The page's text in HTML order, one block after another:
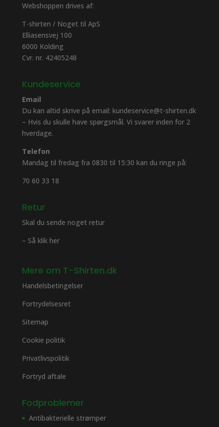
Webshoppen drives af:
T-shirten / Noget til ApS
Elliasensvej 100
6000 Kolding
Cvr. nr. 42405248
Kundeservice
Email
Du kan altid skrive på email: kundeservice@t-shirten.dk
– Hvis du skulle have spørgsmål. Vi svarer inden for 2
hverdage.
Telefon
Mandag til fredag fra 0830 til 15:30 kan du ringe på:
70 60 33 18
Retur
Skal du sende noget retur
– Så klik her
Mere om T-Shirten.dk
Handelsbetingelser
Fortrydelsesret
Sitemap
Cookie politik
Privatlivspolitik
Fortryd aftale
Fodproblemer
Antibakterielle strømper